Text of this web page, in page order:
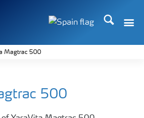
Buscar
Magtrac 500
500